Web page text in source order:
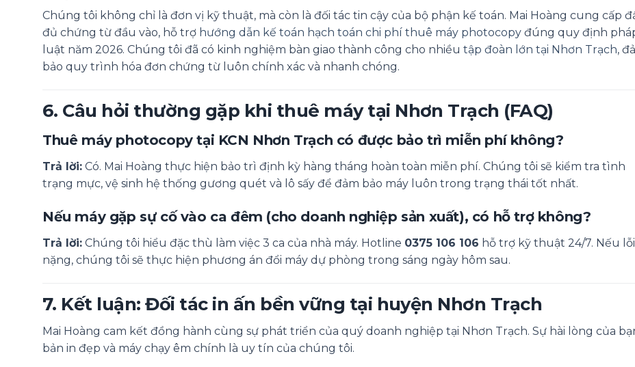
Chúng tôi không chỉ là đơn vị kỹ thuật, mà còn là đối tác tin cậy của bộ phận kế toán. Mai Hoàng cung cấp
đủ chứng từ đầu vào, hỗ trợ hướng dẫn kế toán hạch toán chi phí thuê máy photocopy đúng quy định
luật năm 2026. Chúng tôi đã có kinh nghiệm bàn giao thành công cho nhiều tập đoàn lớn tại Nhơn Trạch,
bảo quy trình hóa đơn chứng từ luôn chính xác và nhanh chóng.
6. Câu hỏi thường gặp khi thuê máy tại Nhơn Trạch (FAQ)
Thuê máy photocopy tại KCN Nhơn Trạch có được bảo trì miễn phí không?
Trả lời: Có. Mai Hoàng thực hiện bảo trì định kỳ hàng tháng hoàn toàn miễn phí. Chúng tôi sẽ kiểm tra tình
trạng mực, vệ sinh hệ thống gương quét và lô sấy để đảm bảo máy luôn trong trạng thái tốt nhất.
Nếu máy gặp sự cố vào ca đêm (cho doanh nghiệp sản xuất), có hỗ trợ không?
Trả lời: Chúng tôi hiểu đặc thù làm việc 3 ca của nhà máy. Hotline 0375 106 106 hỗ trợ kỹ thuật 24/7. Nếu lỗi
nặng, chúng tôi sẽ thực hiện phương án đổi máy dự phòng trong sáng ngày hôm sau.
7. Kết luận: Đối tác in ấn bền vững tại huyện Nhơn Trạch
Mai Hoàng cam kết đồng hành cùng sự phát triển của quý doanh nghiệp tại Nhơn Trạch. Sự hài lòng của
bản in đẹp và máy chạy êm chính là uy tín của chúng tôi.